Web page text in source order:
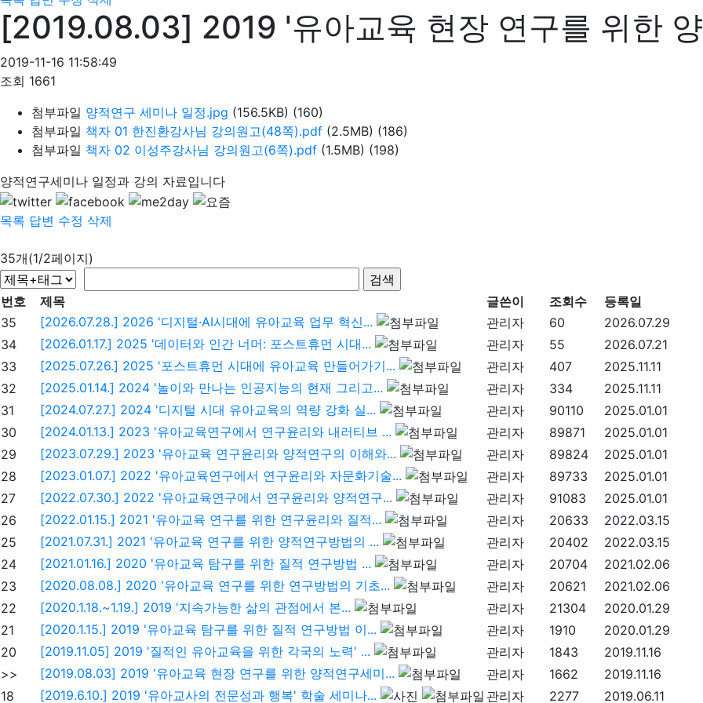
[2019.08.03] 2019 '유아교육 현장 연구를 위한
2019-11-16 11:58:49
조회 1661
첨부파일 양적연구 세미나 일정.jpg (156.5KB) (160)
첨부파일 책자 01 한진환강사님 강의원고(48쪽).pdf (2.5MB) (186)
첨부파일 책자 02 이성주강사님 강의원고(6쪽).pdf (1.5MB) (198)
양적연구세미나 일정과 강의 자료입니다
목록 답변 수정 삭제
35개(1/2페이지)
번호 제목 글쓴이 조회수
등록일
35
[2026.07.28.] 2026 '디지털·AI시대에 유아교육 업무 혁신... 관리자 60
2026.07.29
34
[2026.01.17.] 2025 '데이터와 인간 너머: 포스트휴먼 시대... 관리자 55
2026.07.21
33
[2025.07.26.] 2025 '포스트휴먼 시대에 유아교육 만들어가기... 관리자 407
2025.11.11
32
[2025.01.14.] 2024 '놀이와 만나는 인공지능의 현재 그리고... 관리자 334
2025.11.11
31
[2024.07.27.] 2024 '디지털 시대 유아교육의 역량 강화 실... 관리자 90110
2025.01.01
30
[2024.01.13.] 2023 '유아교육연구에서 연구윤리와 내러티브 ... 관리자 89871
2025.01.01
29
[2023.07.29.] 2023 '유아교육 연구윤리와 양적연구의 이해와... 관리자 89824
2025.01.01
28
[2023.01.07.] 2022 '유아교육연구에서 연구윤리와 자문화기술... 관리자 89733
2025.01.01
27
[2022.07.30.] 2022 '유아교육연구에서 연구윤리와 양적연구... 관리자 91083
2025.01.01
26
[2022.01.15.] 2021 '유아교육 연구를 위한 연구윤리와 질적... 관리자 20633
2022.03.15
25
[2021.07.31.] 2021 '유아교육 연구를 위한 양적연구방법의 ... 관리자 20402
2022.03.15
24
[2021.01.16.] 2020 '유아교육 탐구를 위한 질적 연구방법 ... 관리자 20704
2021.02.06
23
[2020.08.08.] 2020 '유아교육 연구를 위한 연구방법의 기초... 관리자 20621
2021.02.06
22
[2020.1.18.~1.19.] 2019 '지속가능한 삶의 관점에서 본... 관리자 21304
2020.01.29
21
[2020.1.15.] 2019 '유아교육 탐구를 위한 질적 연구방법 이... 관리자 1910
2020.01.29
20
[2019.11.05] 2019 '질적인 유아교육을 위한 각국의 노력' ... 관리자 1843
2019.11.16
>>
[2019.08.03] 2019 '유아교육 현장 연구를 위한 양적연구세미... 관리자 1662
2019.11.16
18
[2019.6.10.] 2019 '유아교사의 전문성과 행복' 학술 세미나... 관리자 2277 2019.06.11